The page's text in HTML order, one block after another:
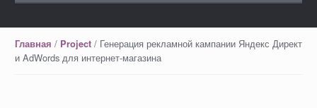
Главная / Project/ Генерация рекламной кампании Яндекс Директ
и AdWords для интернет-магазина